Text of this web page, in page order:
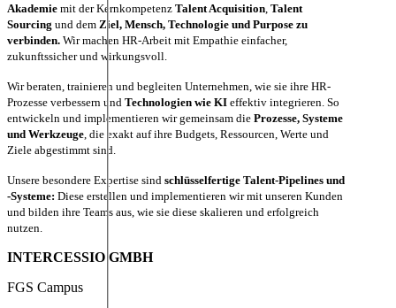
Akademie mit der Kernkompetenz Talent Acquisition Talent
Sourcing und dem Ziel, Mensch, Technologie und Purpose zu
verbinden. Wir machen HR-Arbeit mit Empathie einfacher,
zukunftssicher und wirkungsvoll.
Wir beraten, trainieren und begleiten Unternehmen, wie sie ihre HR-
Prozesse verbessern und Technologien wie KI effektiv integrieren. So
entwickeln und implementieren wir gemeinsam die Prozesse, Systeme
und Werkzeuge , die exakt auf ihre Budgets, Ressourcen, Werte und
Ziele abgestimmt sind.
Unsere besondere Expertise sind schlüsselfertige Talent-Pipelines und
-Systeme: Diese erstellen und implementieren wir mit unseren Kunden
und bilden ihre Teams aus, wie sie diese skalieren und erfolgreich
nutzen.
INTERCESSIO GMBH
FGS Campus